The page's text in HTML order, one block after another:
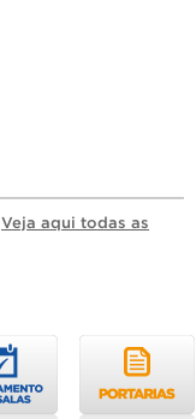
Veja aqui todas as